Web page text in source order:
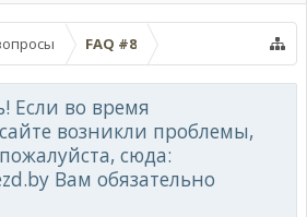
FAQ #8
Если во время
возникли проблемы,
сюда:
Вам обязательно